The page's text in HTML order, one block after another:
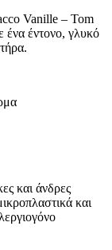
Vanille – Tom
ένα έντονο, γλυκό
και άνδρες
και